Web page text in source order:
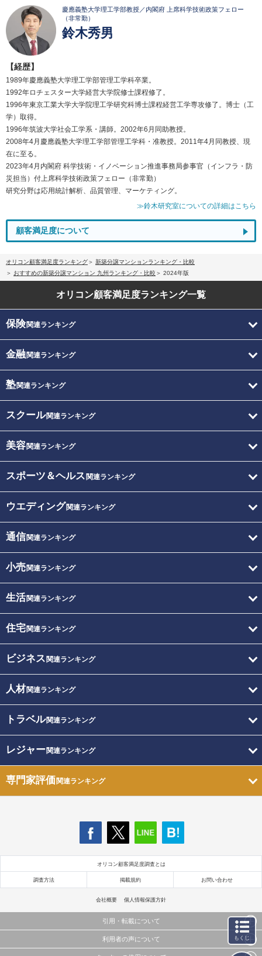
慶應義塾大学理工学部教授／内閣府 上席科学技術政策フェロー
（非常勤）
鈴木秀男
【経歴】
1989年慶應義塾大学理工学部管理工学科卒業。
1992年ロチェスター大学経営大学院修士課程修了。
1996年東京工業大学大学院理工学研究科博士課程経営工学専攻修了。博士（工
学）取得。
1996年筑波大学社会工学系・講師。2002年6月同助教授。
2008年4月慶應義塾大学理工学部管理工学科・准教授。2011年4月同教授、現
在に至る。
2023年4月内閣府 科学技術・イノベーション推進事務局参事官（インフラ・防
災担当）付上席科学技術政策フェロー（非常勤）
研究分野は応用統計解析、品質管理、マーケティング。
≫鈴木研究室についての詳細はこちら
顧客満足度について
オリコン顧客満足度ランキング
新築分譲マンションランキング・比較
おすすめの新築分譲マンション 九州ランキング・比較
2024年版
オリコン顧客満足度ランキング一覧
保険関連ランキング
金融関連ランキング
塾関連ランキング
スクール関連ランキング
美容関連ランキング
スポーツ＆ヘルス 関連ランキング
ウエディング関連ランキング
通信関連ランキング
小売関連ランキング
生活関連ランキング
住宅関連ランキング
ビジネス 関連ランキング
人材関連ランキング
トラベル関連ランキング
レジャー関連ランキング
専門家評価関連ランキング
オリコン顧客満足度調査とは
調査方法 掲載規約 お問い合わせ
会社概要 個人情報保護方針
引用・転載について
当サイトで公開されている情報（文字、写真、イラスト、画像データ等）及びこれらの配置・
利用者の声について もくじ